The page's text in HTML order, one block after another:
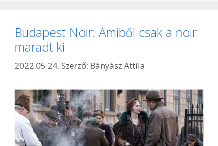
Budapest Noir: Amiből csak a noir
maradt ki
2022.05.24. Szerző: Bányász Attila